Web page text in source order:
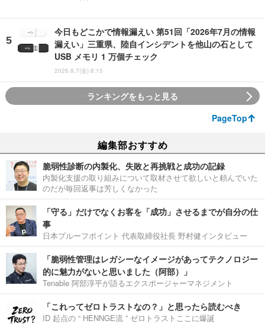
今日もどこかで情報漏えい 第51回「2026年7月の情報
漏えい」三重県、陸自インシデントを他山の石として
USB メモリ 1 万個チェック
2026.8.7(金) 8:15
ランキングをもっと見る
PageTop
編集部おすすめ
脆弱性診断の内製化、失敗と再挑戦と成功の記録
内製化支援の取り組みについて取材させて欲しいと頼んでいた
のだが毎回返事は芳しくなかった
「守る」だけでなくお客を「成功」させるまでが自分の仕
事
日本プルーフポイント 代表取締役社長 野村健インタビュー
「脆弱性管理はレガシーなイメージがあってテクノロジー
的に魅力がないと思いました（阿部）」
Tenable 阿部淳平が語るエクスポージャーマネジメント
「これってゼロトラストなの？」と思ったら読むべき
ID 起点の “ HENNGE流 ” ゼロトラストここに爆誕